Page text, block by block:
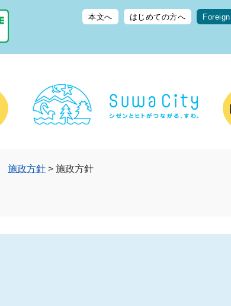
本文へ はじめての方へ
施政方針 > 施政方針